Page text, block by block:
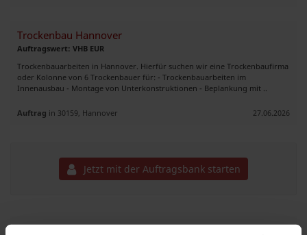
Trockenbau Hannover
Auftragswert: VHB EUR
Trockenbauarbeiten in Hannover. Hierfür suchen wir eine Trockenbaufirma
oder Kolonne von 6 Trockenbauer für: - Trockenbauarbeiten im
Innenausbau - Montage von Unterkonstruktionen - Beplankung mit ..
Auftrag in 30159, Hannover 27.06.2026
Jetzt mit der Auftragsbank starten